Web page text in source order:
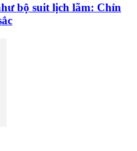
bộ suit lịch lãm: Chỉn